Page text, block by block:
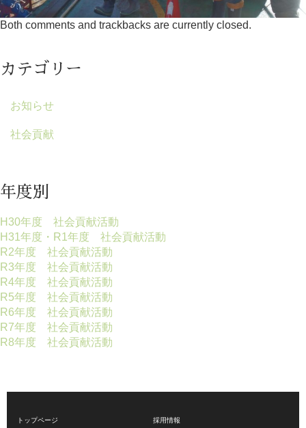
Both comments and trackbacks are currently closed.
カテゴリー
お知らせ
社会貢献
年度別
H30年度 社会貢献活動
H31年度・R1年度 社会貢献活動
R2年度 社会貢献活動
R3年度 社会貢献活動
R4年度 社会貢献活動
R5年度 社会貢献活動
R6年度 社会貢献活動
R7年度 社会貢献活動
R8年度 社会貢献活動
トップページ 採用情報